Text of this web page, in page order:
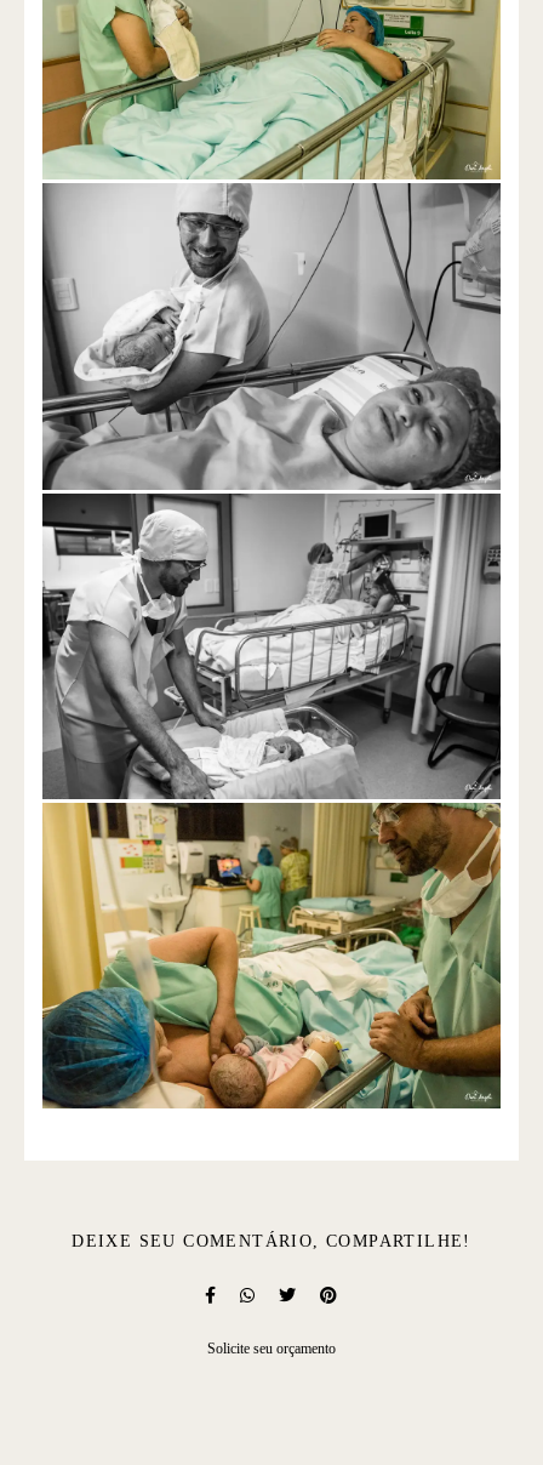
DEIXE SEU COMENTÁRIO, COMPARTILHE!
Solicite seu orçamento